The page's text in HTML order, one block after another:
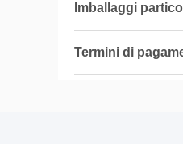
Imballaggi
Termini di